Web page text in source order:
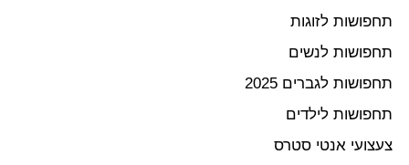
תחפושות לזוגות
תחפושות לנשים
תחפושות לגברים 2025
תחפושות לילדים
צעצועי אנטי סטרס